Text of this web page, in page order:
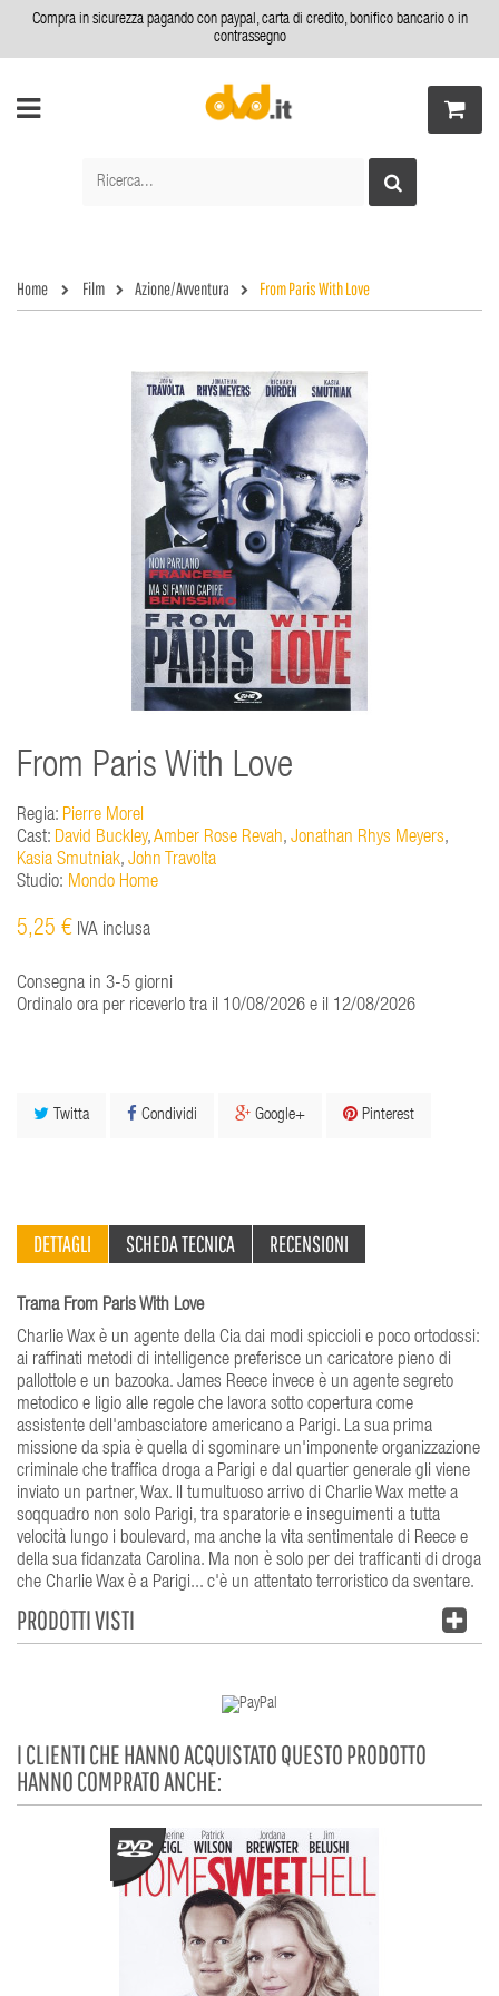
Compra in sicurezza pagando con paypal, carta di credito, bonifico bancario o in
contrassegno
Home Film Azione/Avventura From Paris With Love
From Paris With Love
Regia: Pierre Morel
Cast: David Buckley,Amber Rose Revah, Jonathan Rhys Meyers,
Kasia Smutniak, John Travolta
Studio: Mondo Home
5,25 € IVA inclusa
Consegna in 3-5 giorni
Ordinalo ora per riceverlo tra il 10/08/2026 e il 12/08/2026
Twitta Condividi Google+ Pinterest
DETTAGLI SCHEDA TECNICA RECENSIONI
Trama From Paris With Love
Charlie Wax è un agente della Cia dai modi spiccioli e poco ortodossi:
ai raffinati metodi di intelligence preferisce un caricatore pieno di
pallottole e un bazooka. James Reece invece è un agente segreto
metodico e ligio alle regole che lavora sotto copertura come
assistente dell'ambasciatore americano a Parigi. La sua prima
missione da spia è quella di sgominare un'imponente organizzazione
criminale che traffica droga a Parigi e dal quartier generale gli viene
inviato un partner, Wax. Il tumultuoso arrivo di Charlie Wax mette a
soqquadro non solo Parigi, tra sparatorie e inseguimenti a tutta
velocità lungo i boulevard, ma anche la vita sentimentale di Reece e
della sua fidanzata Carolina. Ma non è solo per dei trafficanti di droga
che Charlie Wax è a Parigi... c'è un attentato terroristico da sventare.
PRODOTTI VISTI
I CLIENTI CHE HANNO ACQUISTATO QUESTO PRODOTTO
HANNO COMPRATO ANCHE: